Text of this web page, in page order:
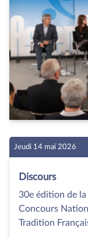
Jeudi 14 mai 2026
Discours
30e édition de la
Concours
Tradition